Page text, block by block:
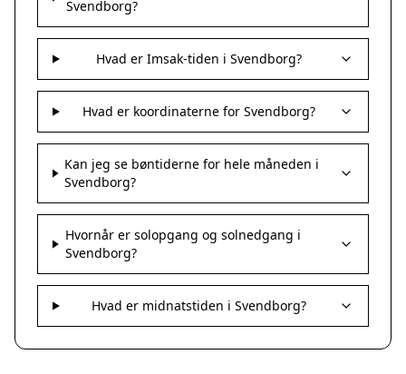
Svendborg?
Hvad er Imsak-tiden i Svendborg?
Hvad er koordinaterne for Svendborg?
Kan jeg se bøntiderne for hele måneden i
Svendborg?
Hvornår er solopgang og solnedgang i
Svendborg?
Hvad er midnatstiden i Svendborg?